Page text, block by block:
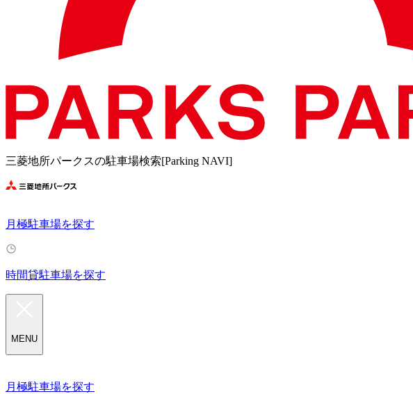
三菱地所パークスの駐車場検索[Parking NAVI]
月極駐車場を探す
時間貸駐車場を探す
MENU
月極駐車場を探す